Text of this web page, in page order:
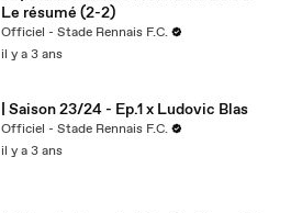
Le résumé (2-2)
Officiel - Stade Rennais F.C.
il y a 3 ans
| Saison 23/24 - Ep.1 x Ludovic Blas
Officiel - Stade Rennais F.C.
il y a 3 ans